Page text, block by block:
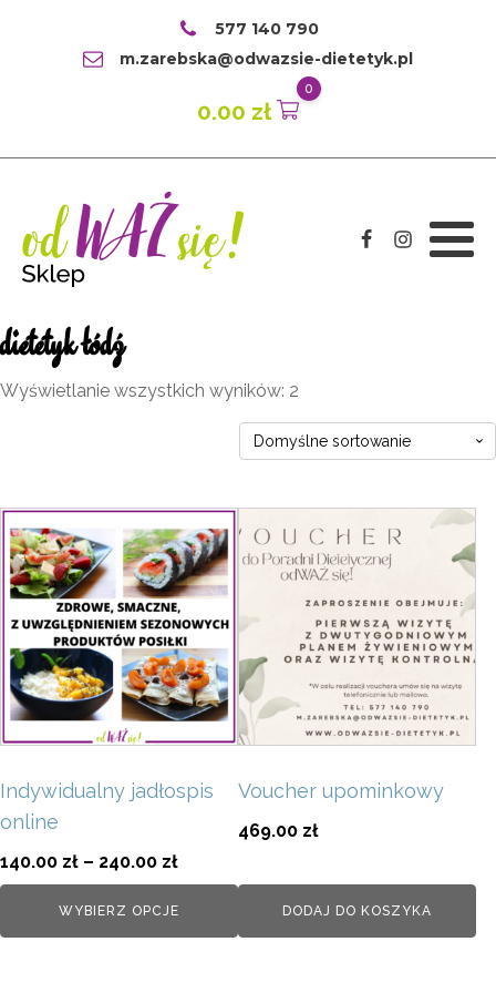
577 140 790
m.zarebska@odwazsie-dietetyk.pl
0.00 zł
0
dietetyk łódź
Wyświetlanie wszystkich wyników: 2
Indywidualny jadłospis
online
140.00 zł – 240.00 złZakres
cen:
od
140.00 zł
WYBIERZ OPCJE
produkt
ma
wiele
wariantów.
Opcje
można
wybrać
stronie
produktu
Voucher upominkowy
469.00 zł
DODAJ DO KOSZYKA